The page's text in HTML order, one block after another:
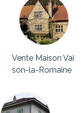
Vente Maison Vai
son-la-Romaine